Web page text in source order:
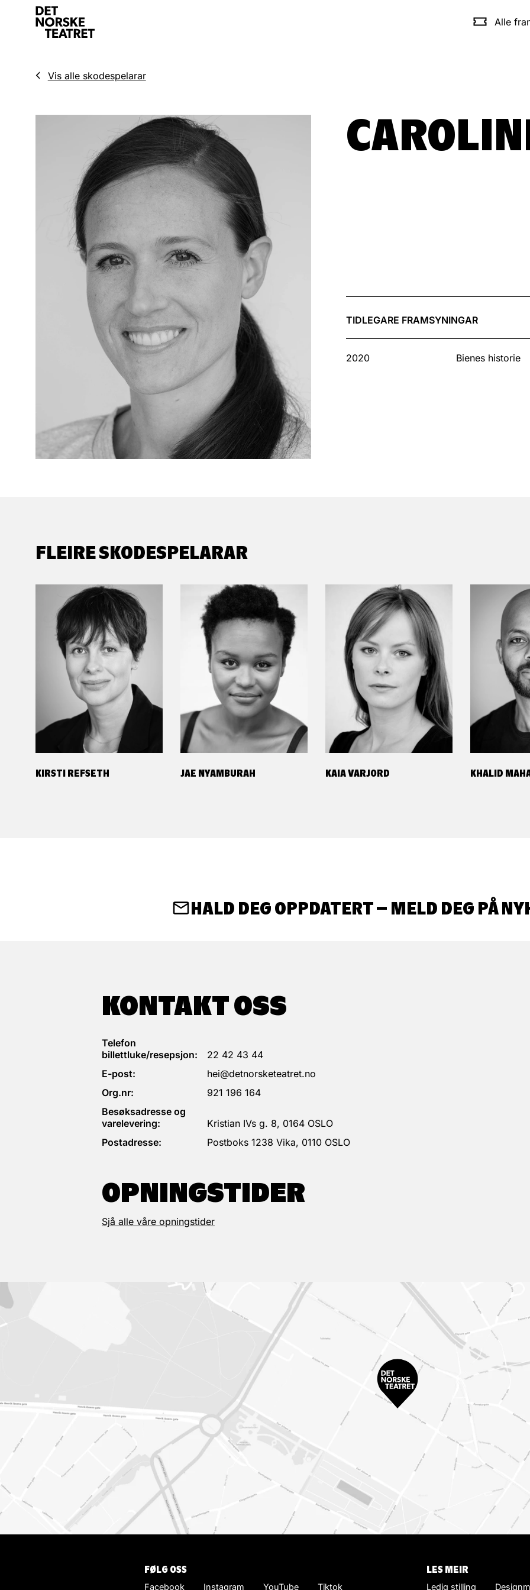
Alle
Vis alle skodespelarar
TIDLEGARE FRAMSYNINGAR
2020 Bienes historie
FLEIRE SKODESPELARAR
KIRSTI REFSETH JAE NYAMBURAH KAIA VARJORD KHALID
HALD DEG OPPDATERT – MELD DEG PÅ
KONTAKT OSS
Telefon
billettluke/resepsjon:
22 42 43 44
E-post:
hei@detnorsketeatret.no
Org.nr:
921 196 164
Besøksadresse og
varelevering:
Kristian IVs g. 8, 0164 OSLO
Postadresse:
Postboks 1238 Vika, 0110 OSLO
OPNINGSTIDER
Sjå alle våre opningstider
FØLG OSS
Facebook Instagram YouTube Tiktok
LES MEIR
Ledig stilling